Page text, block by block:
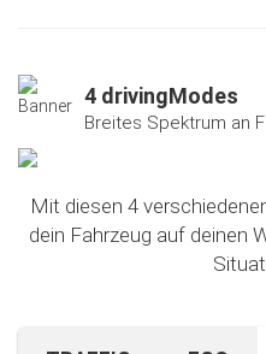
4 drivingModes
Breites Spektrum an
Mit diesen 4
dein Fahrzeug auf deinen